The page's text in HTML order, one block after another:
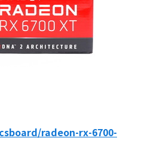
radeon-rx-6700-